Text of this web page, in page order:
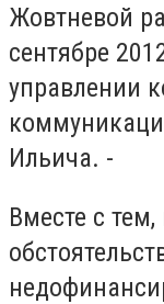
Жовтневой
сентябре
управлении
Ильича. -
Вместе с